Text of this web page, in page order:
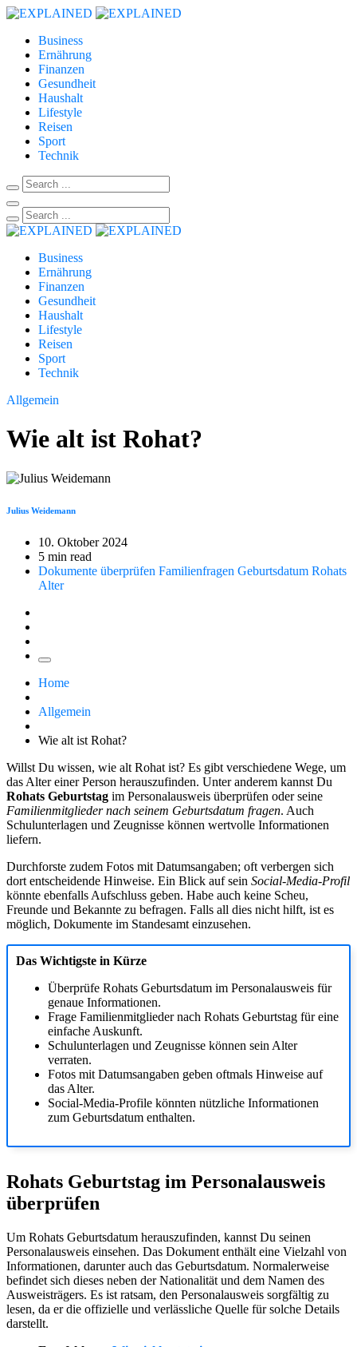
Business
Ernährung
Finanzen
Gesundheit
Haushalt
Lifestyle
Reisen
Sport
Technik
Business
Ernährung
Finanzen
Gesundheit
Haushalt
Lifestyle
Reisen
Sport
Technik
Allgemein
Wie alt ist Rohat?
Julius Weidemann
10. Oktober 2024
5 min read
Dokumente überprüfen Familienfragen Geburtsdatum Rohats
Alter
Home
Allgemein
Wie alt ist Rohat?
Willst Du wissen, wie alt Rohat ist? Es gibt verschiedene Wege, um
das Alter einer Person herauszufinden. Unter anderem kannst Du
Rohats Geburtstag im Personalausweis überprüfen oder seine
Familienmitglieder nach seinem Geburtsdatum fragen. Auch
Schulunterlagen und Zeugnisse können wertvolle Informationen
liefern.
Durchforste zudem Fotos mit Datumsangaben; oft verbergen sich
dort entscheidende Hinweise. Ein Blick auf sein Social-Media-Profil
könnte ebenfalls Aufschluss geben. Habe auch keine Scheu,
Freunde und Bekannte zu befragen. Falls all dies nicht hilft, ist es
möglich, Dokumente im Standesamt einzusehen.
Das Wichtigste in Kürze
Überprüfe Rohats Geburtsdatum im Personalausweis für
genaue Informationen.
Frage Familienmitglieder nach Rohats Geburtstag für eine
einfache Auskunft.
Schulunterlagen und Zeugnisse können sein Alter
verraten.
Fotos mit Datumsangaben geben oftmals Hinweise auf
das Alter.
Social-Media-Profile könnten nützliche Informationen
zum Geburtsdatum enthalten.
Rohats Geburtstag im Personalausweis
überprüfen
Um Rohats Geburtsdatum herauszufinden, kannst Du seinen
Personalausweis einsehen. Das Dokument enthält eine Vielzahl von
Informationen, darunter auch das Geburtsdatum. Normalerweise
befindet sich dieses neben der Nationalität und dem Namen des
Ausweisträgers. Es ist ratsam, den Personalausweis sorgfältig zu
lesen, da er die offizielle und verlässliche Quelle für solche Details
darstellt.